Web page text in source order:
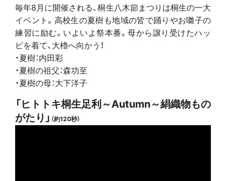
毎年8月に開催される、桐生八木節まつりは桐生の一大
イベント。高校生の夏樹も地域の皆で踊りやお囃子の
練習に励む。いよいよ祭本番。母から譲り受けたハッ
ピを着て、大櫓へ向かう！
・夏樹：内田彩
・夏樹の祖父：森功至
・夏樹の母：大下洋子
「ヒトトキ桐生足利～Autumn～絹織物もの
がたり」 （約120秒）